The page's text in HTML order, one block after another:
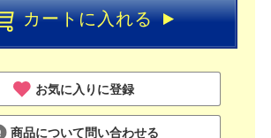
カートに入れる
お気に入りに登録
商品について問い合わせる